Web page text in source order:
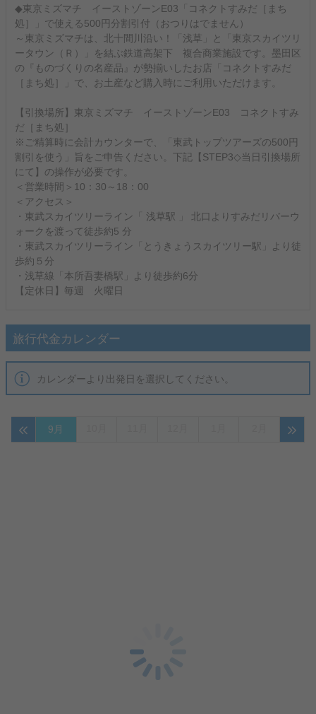
◆東京ミズマチ イーストゾーンE03「コネクトすみだ［まち
処］」で使える500円分割引付（おつりはでません）
～東京ミズマチは、北十間川沿い！「浅草」と「東京スカイツリ
ータウン（Ｒ）」を結ぶ鉄道高架下 複合商業施設です。墨田区
の『ものづくりの名産品』が勢揃いしたお店「コネクトすみだ
［まち処］」で、お土産など購入時にご利用いただけます。
【引換場所】東京ミズマチ イーストゾーンE03 コネクトすみ
だ［まち処］
※ご精算時に会計カウンターで、「東武トップツアーズの500円
割引を使う」旨をご申告ください。下記【STEP3◇当日引換場所
にて】の操作が必要です。
＜営業時間＞10：30～18：00
＜アクセス＞
・東武スカイツリーライン「 浅草駅 」 北口よりすみだリバーウ
ォークを渡って徒歩約5 分
・東武スカイツリーライン「とうきょうスカイツリー駅」より徒
歩約５分
・浅草線「本所吾妻橋駅」より徒歩約6分
【定休日】毎週 火曜日
旅行代金カレンダー
カレンダーより出発日を選択してください。
9月